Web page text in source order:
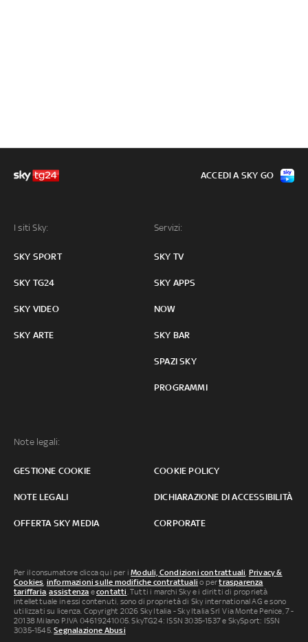
I siti Sky:
SKY SPORT
SKY TG24
SKY VIDEO
SKY ARTE
Servizi:
SKY TV
SKY APPS
NOW
SKY BAR
SPAZI SKY
PROGRAMMI
Note legali:
GESTIONE COOKIE COOKIE POLICY
NOTE LEGALI DICHIARAZIONE DI ACCESSIBILITÀ
OFFERTA SKY MEDIA CORPORATE
ACCEDI A SKY GO
Per il consumatore clicca qui per iModuli, Condizioni contrattuali, Privacy &
Cookies, informazioni sulle modifiche contrattuali o pertrasparenza
tariffaria,assistenza econtatti. Tutti i marchi Sky e i diritti di proprietà
intellettuale in essi contenuti, sono di proprietà di Sky international AG e sono
utilizzati su licenza. Copyright 2026 Sky Italia - Sky Italia Srl Via Monte Penice, 7 -
20138 Milano P.IVA 04619241005. SkyTG24: ISSN 3035-1537 e SkySport: ISSN
3035-1545.Segnalazione Abusi